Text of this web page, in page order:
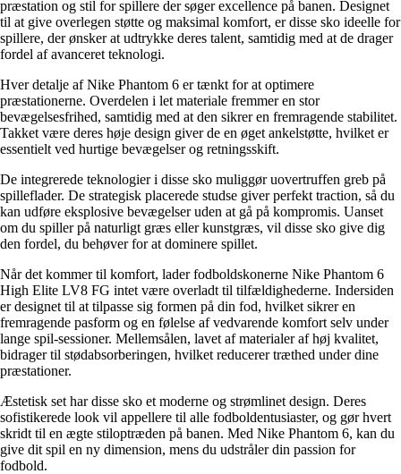
præstation og stil for spillere der søger excellence på banen. Designet
til at give overlegen støtte og maksimal komfort, er disse sko ideelle for
spillere, der ønsker at udtrykke deres talent, samtidig med at de drager
fordel af avanceret teknologi.
Hver detalje af Nike Phantom 6 er tænkt for at optimere
præstationerne. Overdelen i let materiale fremmer en stor
bevægelsesfrihed, samtidig med at den sikrer en fremragende stabilitet.
Takket være deres høje design giver de en øget ankelstøtte, hvilket er
essentielt ved hurtige bevægelser og retningsskift.
De integrerede teknologier i disse sko muliggør uovertruffen greb på
spilleflader. De strategisk placerede studse giver perfekt traction, så du
kan udføre eksplosive bevægelser uden at gå på kompromis. Uanset
om du spiller på naturligt græs eller kunstgræs, vil disse sko give dig
den fordel, du behøver for at dominere spillet.
Når det kommer til komfort, lader fodboldskonerne Nike Phantom 6
High Elite LV8 FG intet være overladt til tilfældighederne. Indersiden
er designet til at tilpasse sig formen på din fod, hvilket sikrer en
fremragende pasform og en følelse af vedvarende komfort selv under
lange spil-sessioner. Mellemsålen, lavet af materialer af høj kvalitet,
bidrager til stødabsorberingen, hvilket reducerer træthed under dine
præstationer.
Æstetisk set har disse sko et moderne og strømlinet design. Deres
sofistikerede look vil appellere til alle fodboldentusiaster, og gør hvert
skridt til en ægte stiloptræden på banen. Med Nike Phantom 6, kan du
give dit spil en ny dimension, mens du udstråler din passion for
fodbold.